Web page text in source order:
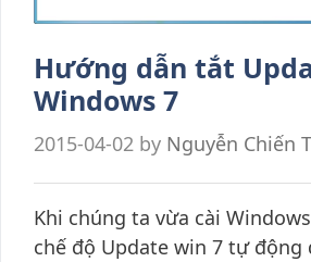
Hướng dẫn tắt
Windows 7
2015-04-02 by Nguyễn Chiến
Khi chúng ta vừa cài
chế độ Update win 7 tự động